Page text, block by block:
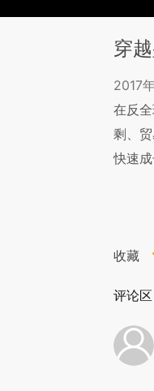
穿
2017
在反
剩、
快速
收藏
评论区